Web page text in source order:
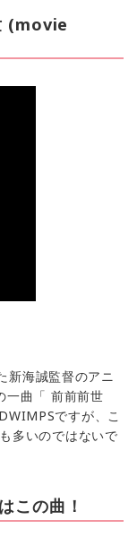
(movie
新海誠監督のアニ
一曲「 前前前世
ですが、こ
多いのではないで
この曲！